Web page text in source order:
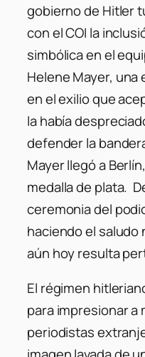
gobierno de Hitler
con el COI la
simbólica en el
Helene Mayer,
en el exilio que
la había
defender la
Mayer llegó a
medalla de plata.
ceremonia del
haciendo el saludo
aún hoy resulta
El régimen
para impresionar
periodistas